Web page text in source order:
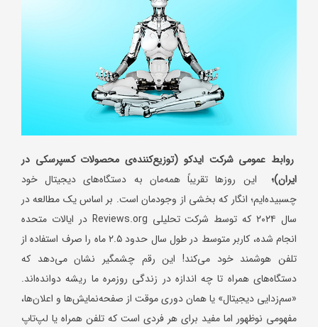
روابط عمومی شرکت ایدکو (توزیع‌کننده‌ی محصولات کسپرسکی در
ایران)؛
این روزها تقریباً همه‌مان به دستگاه‌های دیجیتال خود
چسبیده‌ایم؛ انگار که بخشی از وجودمان است. بر اساس یک مطالعه در
سال ۲۰۲۴ که توسط شرکت تحلیلی Reviews.org در ایالات متحده
انجام شده، کاربر متوسط در طول سال حدود ۲.۵ ماه را صرف استفاده از
تلفن هوشمند خود می‌کند! این رقم چشمگیر نشان می‌دهد که
دستگاه‌های همراه تا چه اندازه در زندگی روزمره ما ریشه دوانده‌اند.
«سم‌زدایی دیجیتال‌» یا همان دوری موقت از صفحه‌نمایش‌ها و اعلان‌ها،
مفهومی نوظهور اما مفید برای هر فردی است که تلفن همراه یا لپ‌تاپ